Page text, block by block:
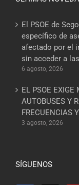
El PSOE de
específico de
afectado por el
sin acceder a
6 agosto, 2026
EL PSOE EXIGE
AUTOBUSES Y
FRECUENCIAS
3 agosto, 2026
SÍGUENOS